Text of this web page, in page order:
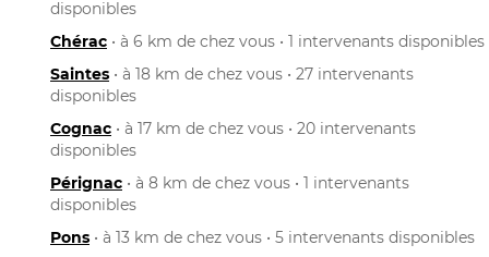
disponibles
Chérac • à 6 km de chez vous • 1 intervenants disponibles
Saintes • à 18 km de chez vous • 27 intervenants
disponibles
Cognac • à 17 km de chez vous • 20 intervenants
disponibles
Pérignac • à 8 km de chez vous • 1 intervenants
disponibles
Pons • à 13 km de chez vous • 5 intervenants disponibles